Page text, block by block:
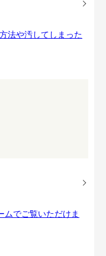
法や汚してしまった
ムでご覧いただけま